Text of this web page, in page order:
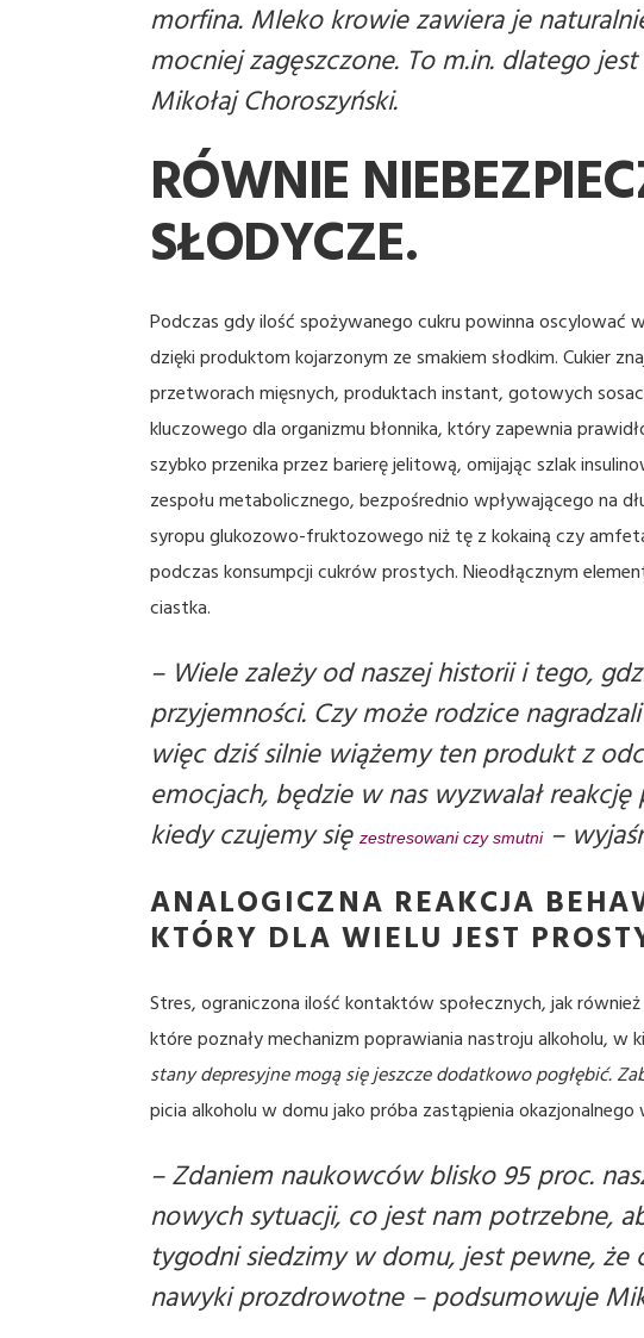
morfina. Mleko krowie zawiera je
mocniej zagęszczone. To m.in. dlatego
Mikołaj Choroszyński.
RÓWNIE
SŁODYCZE.
Podczas gdy ilość spożywanego cukru powinna oscylować
dzięki produktom kojarzonym ze smakiem słodkim. Cukier
przetworach mięsnych, produktach instant, gotowych
kluczowego dla organizmu błonnika, który zapewnia
szybko przenika przez barierę jelitową, omijając szlak
zespołu metabolicznego, bezpośrednio wpływającego na
syropu glukozowo-fruktozowego niż tę z kokainą czy
podczas konsumpcji cukrów prostych. Nieodłącznym
ciastka.
– Wiele zależy od naszej historii i tego,
przyjemności. Czy może rodzice
więc dziś silnie wiążemy ten produkt z
emocjach, będzie w nas wyzwalał
kiedy czujemy się zestresowani czy smutni–
ANALOGICZNA REAKCJA
KTÓRY DLA WIELU JEST
Stres, ograniczona ilość kontaktów społecznych, jak
które poznały mechanizm poprawiania nastroju alkoholu, w
stany depresyjne mogą się jeszcze dodatkowo pogłębić.
picia alkoholu w domu jako próba zastąpienia
–Zdaniem naukowców blisko 95 proc.
nowych sytuacji, co jest nam potrzebne,
tygodni siedzimy w domu, jest pewne, że
nawyki prozdrowotne– podsumowuje